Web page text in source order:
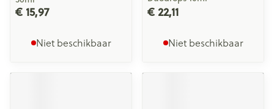
€ 15,97
Niet beschikbaar
€ 22,11
Niet beschikbaar